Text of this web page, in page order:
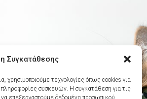
Συγκατάθεσης
χρησιμοποιούμε τεχνολογίες όπως cookies για
συσκευών. Η συγκατάθεση για τις
επεξεργαστούμε δεδομένα προσωπικού